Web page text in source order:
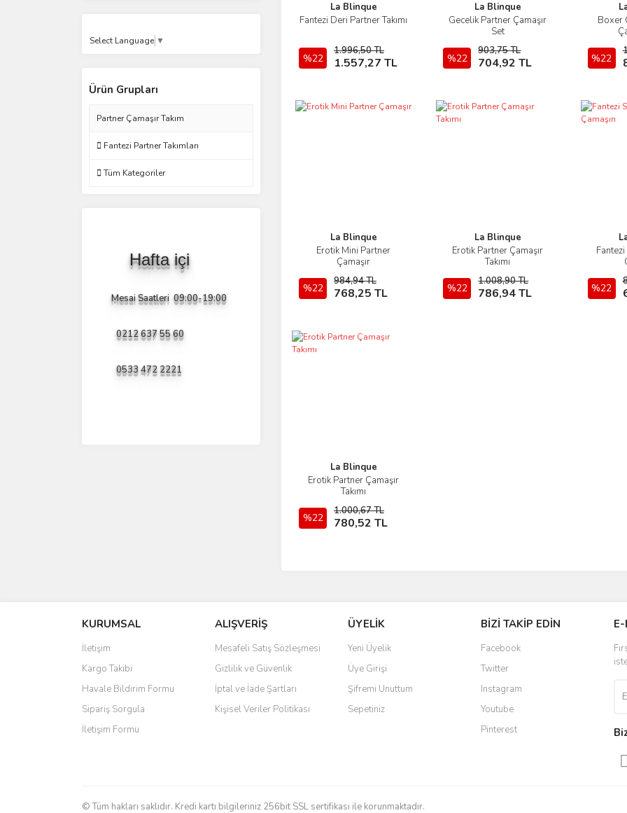
Select Language ▼
Ürün Grupları
Partner Çamaşır Takım
Fantezi Partner Takımları
Tüm Kategoriler
Hafta içi
Mesai Saatleri 09:00-19:00
0212 637 55 60
0533 472 2221
La Blinque
Fantezi Deri Partner Takımı
%22
1.996,50 TL
1.557,27 TL
İncele
Sepete Ekle
La Blinque
Gecelik Partner Çamaşır
Set
%22
903,75 TL
704,92 TL
İncele
Sepete Ekle
Boxer
%22
La Blinque
Erotik Mini Partner
Çamaşır
%22
984,94 TL
768,25 TL
İncele
Sepete Ekle
La Blinque
Erotik Partner Çamaşır
Takımı
%22
1.008,90 TL
786,94 TL
İncele
Sepete Ekle %22
La Blinque
Erotik Partner Çamaşır
Takımı
%22
1.000,67 TL
780,52 TL
İncele
Sepete Ekle
KURUMSAL
İletişim
Kargo Takibi
Havale Bildirim Formu
Sipariş Sorgula
İletişim Formu
ALIŞVERİŞ
Mesafeli Satış Sözleşmesi
Gizlilik ve Güvenlik
İptal ve İade Şartları
Kişisel Veriler Politikası
ÜYELİK
Yeni Üyelik
Üye Girişi
Şifremi Unuttum
Sepetiniz
BİZİ TAKİP EDİN
Facebook
Twitter
Instagram
Youtube
Pinterest
© Tüm hakları saklıdır. Kredi kartı bilgileriniz 256bit SSL sertifikası ile korunmaktadır.